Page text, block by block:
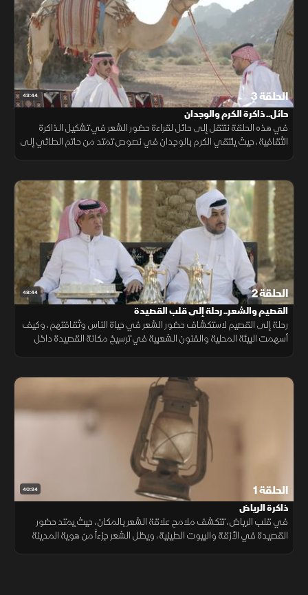
43:44 الحلقة 3
حائل.. ذاكرة الكرم والوجدان
في هذه الحلقة ننتقل إلى حائل لقراءة حضور الشعر في تشكيل الذاكرة
الثقافية، حيث يلتقي الكرم بالوجدان في نصوص تمتد من حاتم الطائي إلى
48:44 الحلقة 2
القصيم والشعر.. رحلة إلى قلب القصيدة
رحلة إلى القصيم لاستكشاف حضور الشعر في حياة الناس وثقافتهم، وكيف
أسهمت البيئة المحلية والفنون الشعبية في ترسيخ مكانة القصيدة داخل
40:34 الحلقة 1
ذاكرة الرياض
في قلب الرياض، تتكشف ملامح علاقة الشعر بالمكان، حيث يمتد حضور
القصيدة في الأزقة والبيوت الطينية، ويظل الشعر جزءاً من هوية المدينة